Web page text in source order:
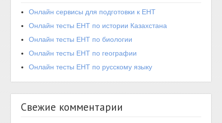
Онлайн сервисы для подготовки к ЕНТ
Онлайн тесты ЕНТ по истории Казахстана
Онлайн тесты ЕНТ по биологии
Онлайн тесты ЕНТ по географии
Онлайн тесты ЕНТ по русскому языку
Свежие комментарии